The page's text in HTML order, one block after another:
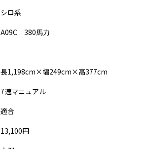
シロ系
A09C 380馬力
長1,198cm×幅249cm×高377cm
7速マニュアル
適合
13,100円